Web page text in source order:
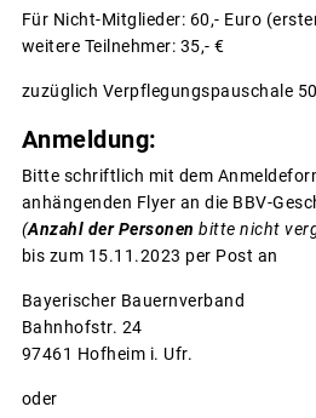
Für Nicht-Mitglieder: 60,- Euro
weitere Teilnehmer: 35,- €
zuzüglich Verpflegungspauschale
Anmeldung:
Bitte schriftlich mit dem
anhängenden Flyer an die BBV-
(Anzahl der Personen bitte nicht
bis zum 15.11.2023 per Post an
Bayerischer Bauernverband
Bahnhofstr. 24
97461 Hofheim i. Ufr.
oder